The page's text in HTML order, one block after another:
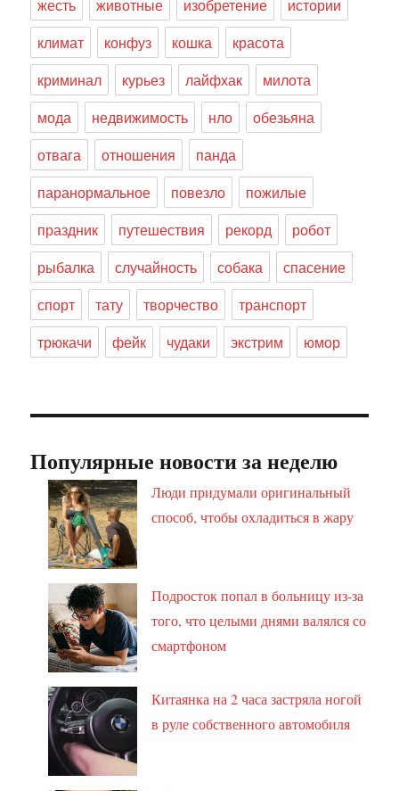
жесть животные изобретение
истории
климат
конфуз кошка
красота
криминал
курьез лайфхак
милота
мода
недвижимость нло
обезьяна
отвага
отношения
панда
паранормальное
повезло
пожилые
праздник
путешествия рекорд
робот
рыбалка
случайность собака
спасение
спорт
тату творчество
транспорт
трюкачи
фейк чудаки экстрим юмор
Популярные новости за неделю
Люди придумали оригинальный
способ, чтобы охладиться в жару
Подросток попал в больницу из-за
того, что целыми днями валялся со
смартфоном
Китаянка на 2 часа застряла ногой
в руле собственного автомобиля